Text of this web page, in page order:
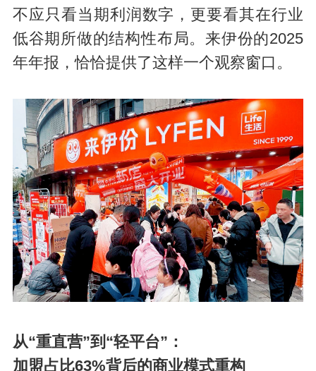
不应只看当期利润数字，更要看其在行业
低谷期所做的结构性布局。来伊份的2025
年年报，恰恰提供了这样一个观察窗口。
从“重直营”到“轻平台”：
加盟占比63%背后的商业模式重构